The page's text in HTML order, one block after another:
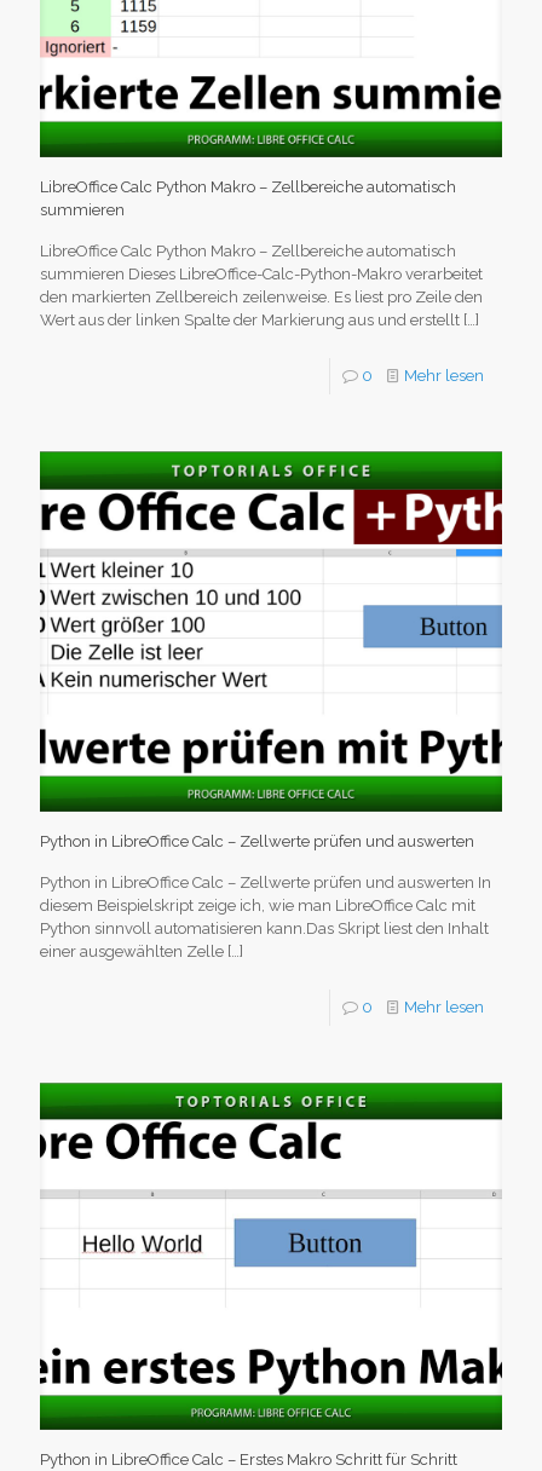
LibreOffice Calc Python Makro – Zellbereiche automatisch
summieren
LibreOffice Calc Python Makro – Zellbereiche automatisch
summieren Dieses LibreOffice-Calc-Python-Makro verarbeitet
den markierten Zellbereich zeilenweise. Es liest pro Zeile den
Wert aus der linken Spalte der Markierung aus und erstellt […]
0 Mehr lesen
Python in LibreOffice Calc – Zellwerte prüfen und auswerten
Python in LibreOffice Calc – Zellwerte prüfen und auswerten In
diesem Beispielskript zeige ich, wie man LibreOffice Calc mit
Python sinnvoll automatisieren kann.Das Skript liest den Inhalt
einer ausgewählten Zelle […]
0 Mehr lesen
Python in LibreOffice Calc – Erstes Makro Schritt für Schritt